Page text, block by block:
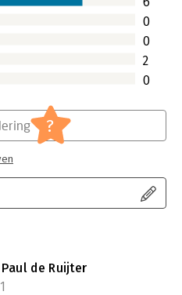
weet op
bedrijfsschip
marktbaren te
Lees verder
0
0
2
0
?
de Ruijter